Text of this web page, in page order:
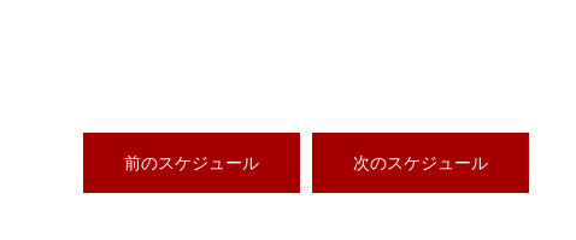
前のスケジュール 次のスケジュール